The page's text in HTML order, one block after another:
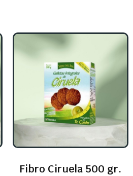
Fibro Ciruela 500 gr.